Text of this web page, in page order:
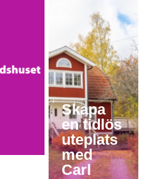
Skapa
en tidlös
uteplats
med
Carl